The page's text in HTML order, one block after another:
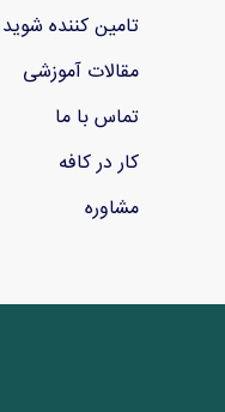
تامین کننده شوید
مقالات آموزشی
تماس با ما
کار در کافه
مشاوره